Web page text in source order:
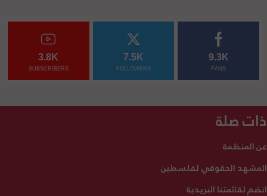
9.3K
FANS
7.5K
FOLLOWERS
3.8K
SUBSCRIBERS
ذات صلة
عن المنظمة
المشهد الحقوقي لفلسطين
انضم لقائمتنا البريدية